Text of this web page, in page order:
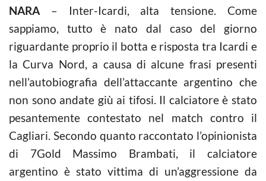
NARA – Inter-Icardi, alta tensione. Come
sappiamo, tutto è nato dal caso del giorno
riguardante proprio il botta e risposta tra Icardi e
la Curva Nord, a causa di alcune frasi presenti
nell’autobiografia dell’attaccante argentino che
non sono andate giù ai tifosi. Il calciatore è stato
pesantemente contestato nel match contro il
Cagliari. Secondo quanto raccontato l’opinionista
di 7Gold Massimo Brambati, il calciatore
argentino è stato vittima di un’aggressione da